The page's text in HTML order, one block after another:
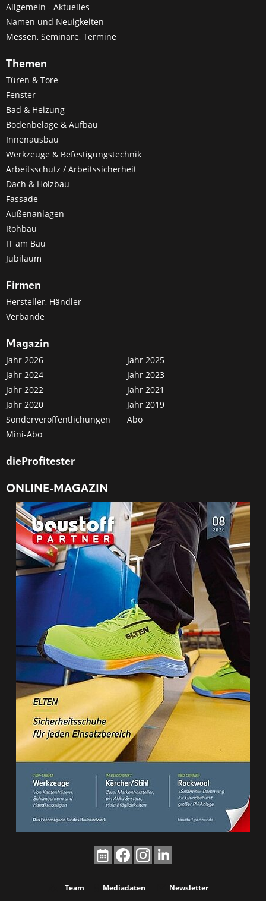
Allgemein - Aktuelles
Namen und Neuigkeiten
Messen, Seminare, Termine
Themen
Türen & Tore
Fenster
Bad & Heizung
Bodenbeläge & Aufbau
Innenausbau
Werkzeuge & Befestigungstechnik
Arbeitsschutz / Arbeitssicherheit
Dach & Holzbau
Fassade
Außenanlagen
Rohbau
IT am Bau
Jubiläum
Firmen
Hersteller, Händler
Verbände
Magazin
Jahr 2026
Jahr 2025
Jahr 2024
Jahr 2023
Jahr 2022
Jahr 2021
Jahr 2020
Jahr 2019
Sonderveröffentlichungen
Abo
Mini-Abo
dieProfitester
ONLINE-MAGAZIN
Team Mediadaten Newsletter